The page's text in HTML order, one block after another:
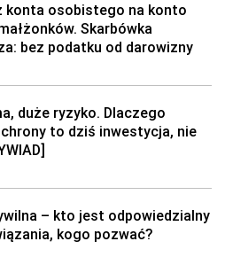
konta osobistego na konto
Skarbówka
bez podatku od darowizny
duże ryzyko. Dlaczego
to dziś inwestycja, nie
– kto jest odpowiedzialny
kogo pozwać?